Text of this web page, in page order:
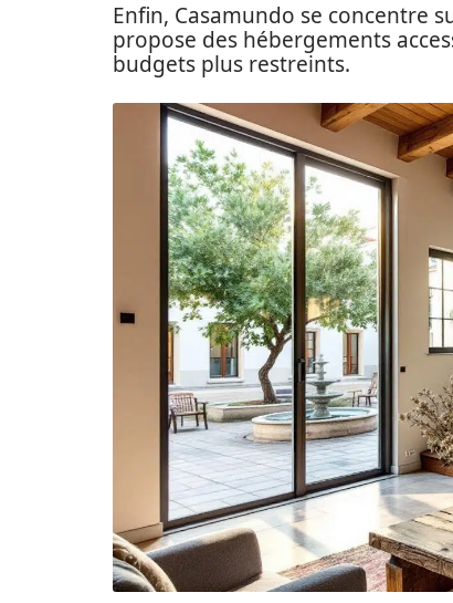
Enfin, Casamundo se concentre
propose des hébergements
budgets plus restreints.